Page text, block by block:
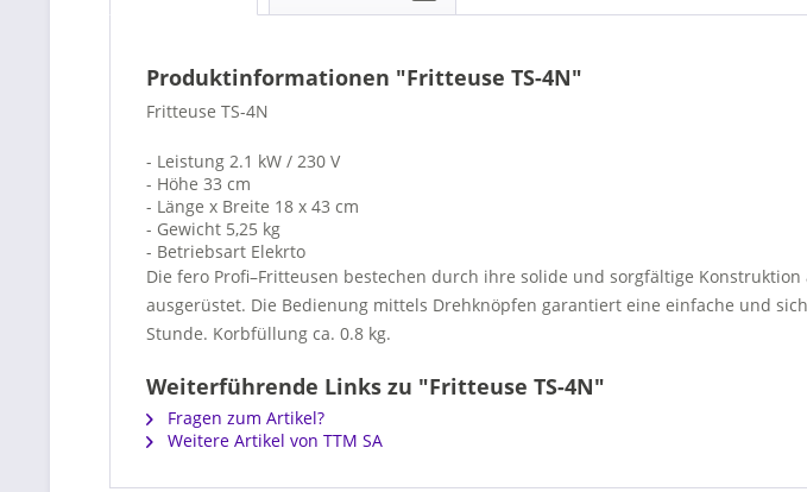
Produktinformationen "Fritteuse TS-4N"
Fritteuse TS-4N
- Leistung 2.1 kW / 230 V
- Höhe 33 cm
- Länge x Breite 18 x 43 cm
- Gewicht 5,25 kg
- Betriebsart Elekrto
Die fero Profi–Fritteusen bestechen durch ihre solide und sorgfältige
ausgerüstet. Die Bedienung mittels Drehknöpfen garantiert eine einfache und
Stunde. Korbfüllung ca. 0.8 kg.
Weiterführende Links zu "Fritteuse TS-4N"
Fragen zum Artikel?
Weitere Artikel von TTM SA